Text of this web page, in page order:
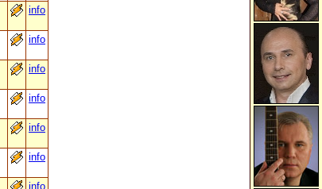
info
info
info
info
info
info
info